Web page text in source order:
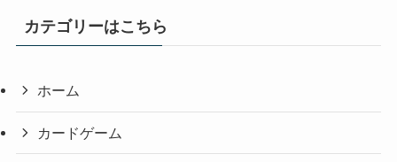
カテゴリーはこちら
ホーム
カードゲーム